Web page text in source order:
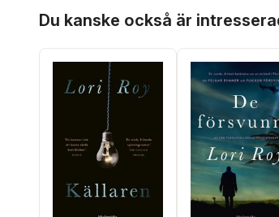
Du kanske också är